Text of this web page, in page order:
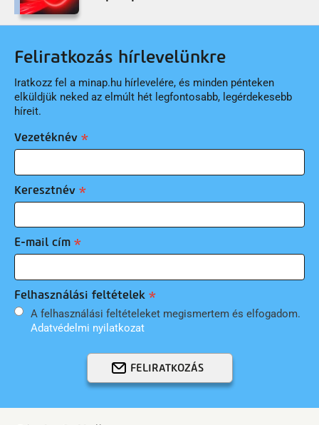
Feliratkozás hírlevelünkre
Iratkozz fel a minap.hu hírlevelére, és minden pénteken
elküldjük neked az elmúlt hét legfontosabb, legérdekesebb
híreit.
Vezetéknév
Keresztnév
E-mail cím
Felhasználási feltételek
A felhasználási feltételeket megismertem és elfogadom.
Adatvédelmi nyilatkozat
FELIRATKOZÁS